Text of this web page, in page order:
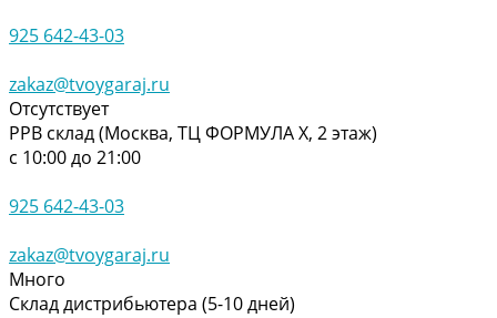
925 642-43-03
zakaz@tvoygaraj.ru
Отсутствует
РРВ склад (Москва, ТЦ ФОРМУЛА Х, 2 этаж)
с 10:00 до 21:00
925 642-43-03
zakaz@tvoygaraj.ru
Много
Склад дистрибьютера (5-10 дней)